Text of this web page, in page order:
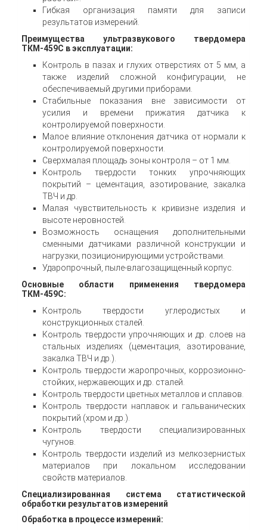
Гибкая организация памяти для записи
результатов измерений.
Преимущества ультразвукового твердомера
ТКМ-459С в эксплуатации:
Контроль в пазах и глухих отверстиях от 5 мм, а
также изделий сложной конфигурации, не
обеспечиваемый другими приборами.
Стабильные показания вне зависимости от
усилия и времени прижатия датчика к
контролируемой поверхности.
Малое влияние отклонения датчика от нормали к
контролируемой поверхности.
Сверхмалая площадь зоны контроля – от 1 мм.
Контроль твердости тонких упрочняющих
покрытий – цементация, азотирование, закалка
ТВЧ и др.
Малая чувствительность к кривизне изделия и
высоте неровностей.
Возможность оснащения дополнительными
сменными датчиками различной конструкции и
нагрузки, позиционирующими устройствами.
Ударопрочный, пыле-влагозащищенный корпус.
Основные области применения твердомера
ТКМ-459С:
Контроль твердости углеродистых и
конструкционных сталей.
Контроль твердости упрочняющих и др. слоев на
стальных изделиях (цементация, азотирование,
закалка ТВЧ и др.).
Контроль твердости жаропрочных, коррозионно-
стойких, нержавеющих и др. сталей.
Контроль твердости цветных металлов и сплавов.
Контроль твердости наплавок и гальванических
покрытий (хром и др.).
Контроль твердости специализированных
чугунов.
Контроль твердости изделий из мелкозернистых
материалов при локальном исследовании
свойств материалов.
Специализированная система статистической
обработки результатов измерений
Обработка в процессе измерений: